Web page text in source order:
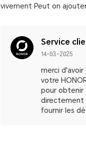
vivement Peut on
Service
14-03-2025
merci
votre
pour obtenir
directement
fournir les